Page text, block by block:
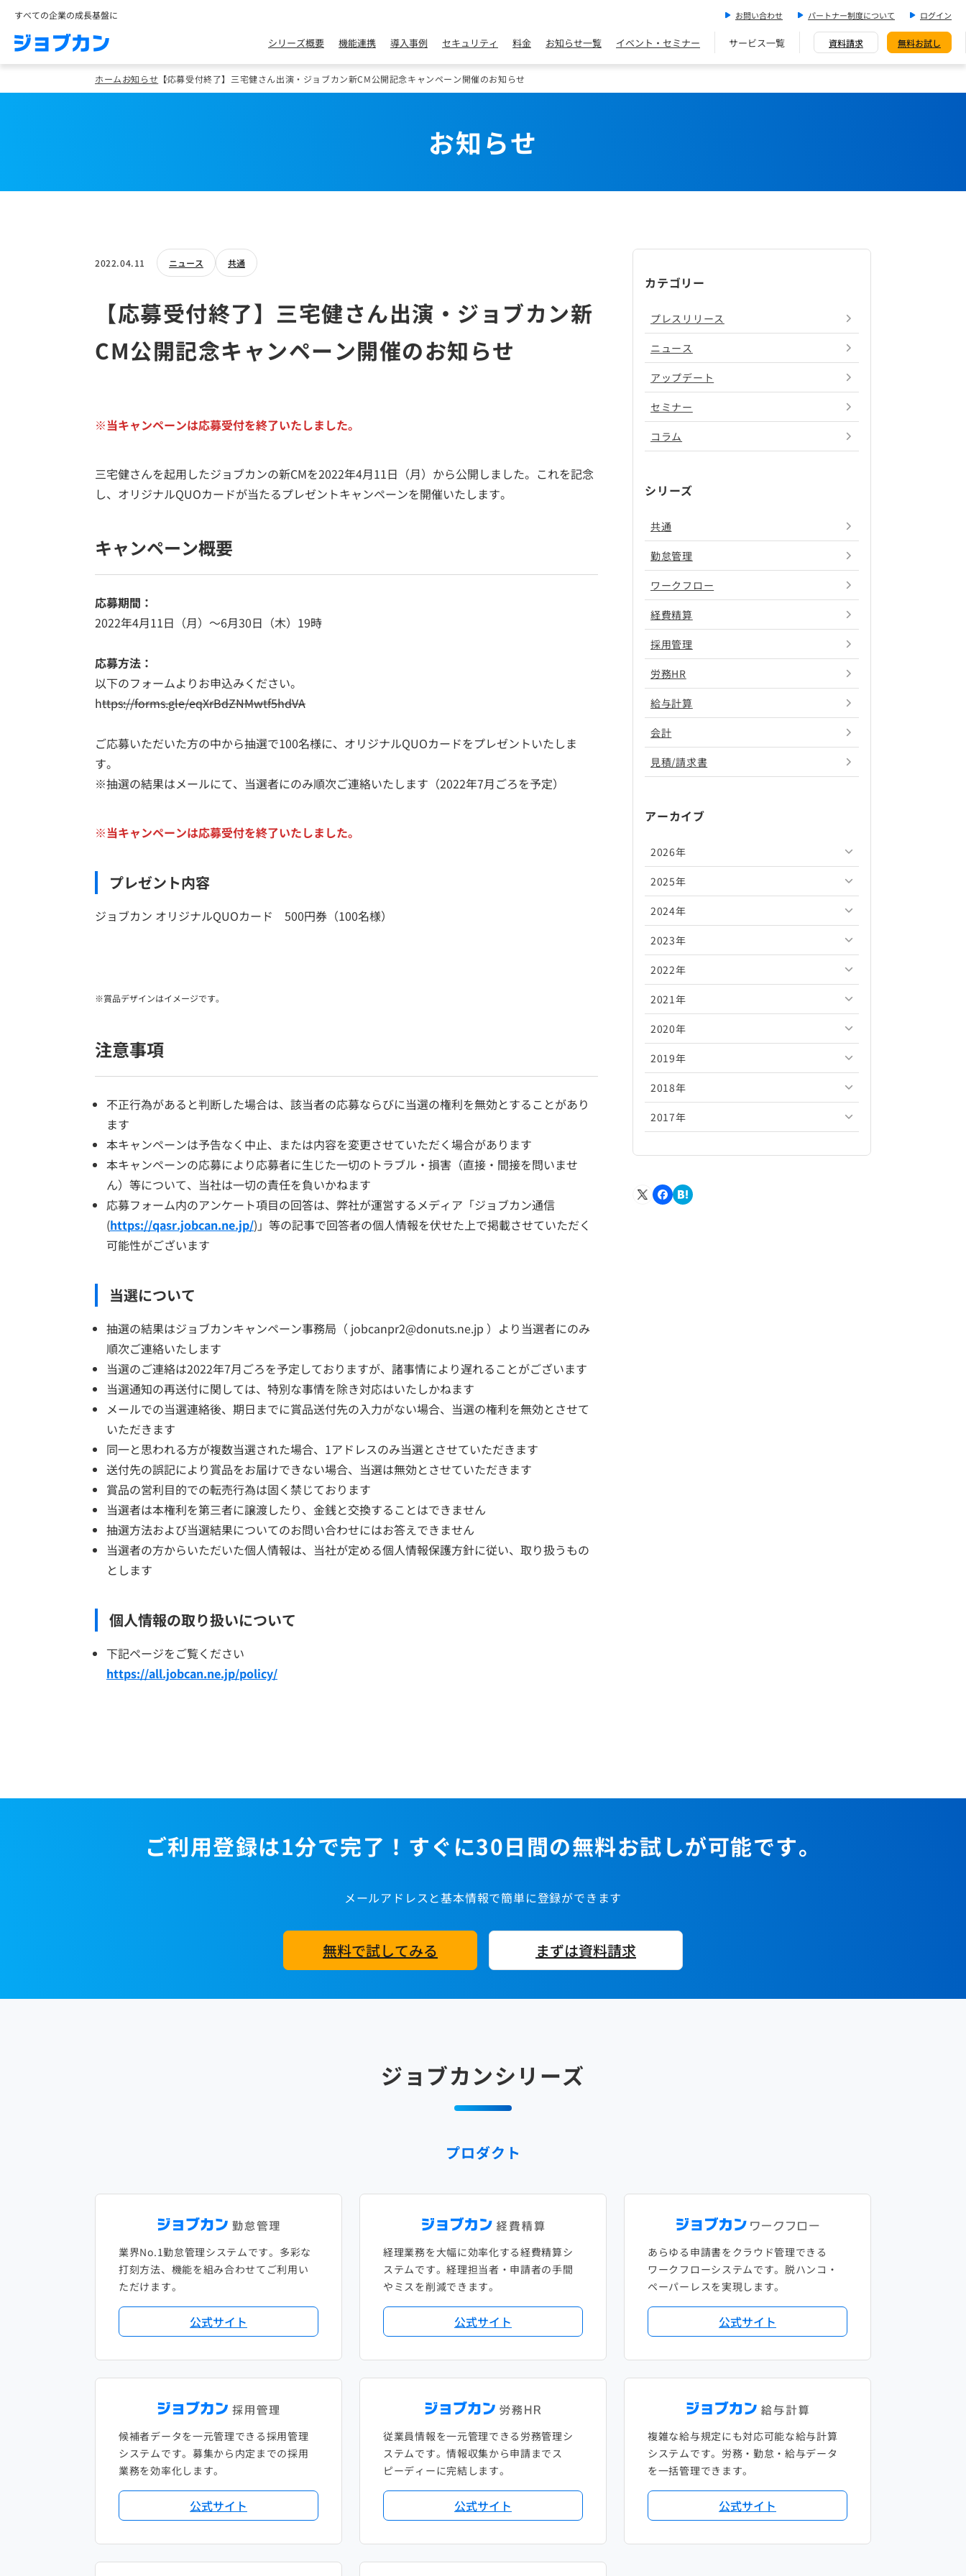
すべての企業の成長基盤に お問い合わせ パートナー制度について ログイン
シリーズ概要 機能連携 導入事例 セキュリティ 料金 お知らせ一覧 イベント・セミナー サービス一覧 資料請求 無料お試し
ホームお知らせ 【応募受付終了】三宅健さん出演・ジョブカン新CM公開記念キャンペーン開催のお知らせ
お知らせ
2022.04.11 ニュース 共通
【応募受付終了】三宅健さん出演・ジョブカン新
CM公開記念キャンペーン開催のお知らせ
※当キャンペーンは応募受付を終了いたしました。
三宅健さんを起用したジョブカンの新CMを2022年4月11日（月）から公開しました。これを記念
し、オリジナルQUOカードが当たるプレゼントキャンペーンを開催いたします。
キャンペーン概要
応募期間：
2022年4月11日（月）～6月30日（木）19時
応募方法：
以下のフォームよりお申込みください。
https://forms.gle/eqXrBdZNMwtf5hdVA
ご応募いただいた方の中から抽選で100名様に、オリジナルQUOカードをプレゼントいたしま
す。
※抽選の結果はメールにて、当選者にのみ順次ご連絡いたします（2022年7月ごろを予定）
※当キャンペーンは応募受付を終了いたしました。
プレゼント内容
ジョブカン オリジナルQUOカード 500円券（100名様）
※賞品デザインはイメージです。
注意事項
不正行為があると判断した場合は、該当者の応募ならびに当選の権利を無効とすることがあり
ます
本キャンペーンは予告なく中止、または内容を変更させていただく場合があります
本キャンペーンの応募により応募者に生じた一切のトラブル・損害（直接・間接を問いませ
ん）等について、当社は一切の責任を負いかねます
応募フォーム内のアンケート項目の回答は、弊社が運営するメディア「ジョブカン通信
(https://qasr.jobcan.ne.jp/)」等の記事で回答者の個人情報を伏せた上で掲載させていただく
可能性がございます
当選について
抽選の結果はジョブカンキャンペーン事務局（ jobcanpr2@donuts.ne.jp ）より当選者にのみ
順次ご連絡いたします
当選のご連絡は2022年7月ごろを予定しておりますが、諸事情により遅れることがございます
当選通知の再送付に関しては、特別な事情を除き対応はいたしかねます
メールでの当選連絡後、期日までに賞品送付先の入力がない場合、当選の権利を無効とさせて
いただきます
同一と思われる方が複数当選された場合、1アドレスのみ当選とさせていただきます
送付先の誤記により賞品をお届けできない場合、当選は無効とさせていただきます
賞品の営利目的での転売行為は固く禁じております
当選者は本権利を第三者に譲渡したり、金銭と交換することはできません
抽選方法および当選結果についてのお問い合わせにはお答えできません
当選者の方からいただいた個人情報は、当社が定める個人情報保護方針に従い、取り扱うもの
とします
個人情報の取り扱いについて
下記ページをご覧ください
https://all.jobcan.ne.jp/policy/
カテゴリー
プレスリリース
ニュース
アップデート
セミナー
コラム
シリーズ
共通
勤怠管理
ワークフロー
経費精算
採用管理
労務HR
給与計算
会計
見積/請求書
アーカイブ
2026年
2026年8月
2026年7月
2026年6月
2026年5月
2026年4月
2026年3月
2026年2月
2026年1月
2025年
2025年12月
2025年11月
2025年10月
2025年9月
2025年8月
2025年7月
2025年6月
2025年5月
2025年2月
2024年
2024年12月
2024年11月
2024年10月
2024年9月
2024年8月
2024年7月
2024年6月
2024年3月
2023年
2023年12月
2023年11月
2023年10月
2023年9月
2023年8月
2023年7月
2023年4月
2022年
2022年12月
2022年11月
2022年10月
2022年9月
2022年8月
2022年5月
2021年
2021年12月
2021年11月
2021年10月
2021年9月
2021年6月
2020年
2020年12月
2020年11月
2020年10月
2020年7月
2019年
2019年12月
2019年11月
2019年8月
2018年
2018年12月
2018年9月
2017年
2017年10月
ご利用登録は1分で完了！すぐに30日間の無料お試しが可能です。
メールアドレスと基本情報で簡単に登録ができます
無料で試してみる まずは資料請求
ジョブカンシリーズ
プロダクト
業界No.1勤怠管理システムです。多彩な
打刻方法、機能を組み合わせてご利用い
ただけます。
公式サイト
経理業務を大幅に効率化する経費精算シ
ステムです。経理担当者・申請者の手間
やミスを削減できます。
公式サイト
あらゆる申請書をクラウド管理できる
ワークフローシステムです。脱ハンコ・
ペーパーレスを実現します。
公式サイト
候補者データを一元管理できる採用管理
システムです。募集から内定までの採用
業務を効率化します。
公式サイト
従業員情報を一元管理できる労務管理シ
ステムです。情報収集から申請までス
ピーディーに完結します。
公式サイト
複雑な給与規定にも対応可能な給与計算
システムです。労務・勤怠・給与データ
を一括管理できます。
公式サイト